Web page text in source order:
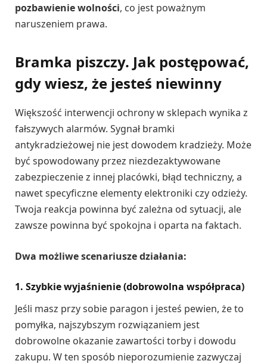
pozbawienie wolności, co jest poważnym
naruszeniem prawa.
Bramka piszczy. Jak postępować,
gdy wiesz, że jesteś niewinny
Większość interwencji ochrony w sklepach wynika z
fałszywych alarmów. Sygnał bramki
antykradzieżowej nie jest dowodem kradzieży. Może
być spowodowany przez niezdezaktywowane
zabezpieczenie z innej placówki, błąd techniczny, a
nawet specyficzne elementy elektroniki czy odzieży.
Twoja reakcja powinna być zależna od sytuacji, ale
zawsze powinna być spokojna i oparta na faktach.
Dwa możliwe scenariusze działania:
1. Szybkie wyjaśnienie (dobrowolna współpraca)
Jeśli masz przy sobie paragon i jesteś pewien, że to
pomyłka, najszybszym rozwiązaniem jest
dobrowolne okazanie zawartości torby i dowodu
zakupu. W ten sposób nieporozumienie zazwyczaj